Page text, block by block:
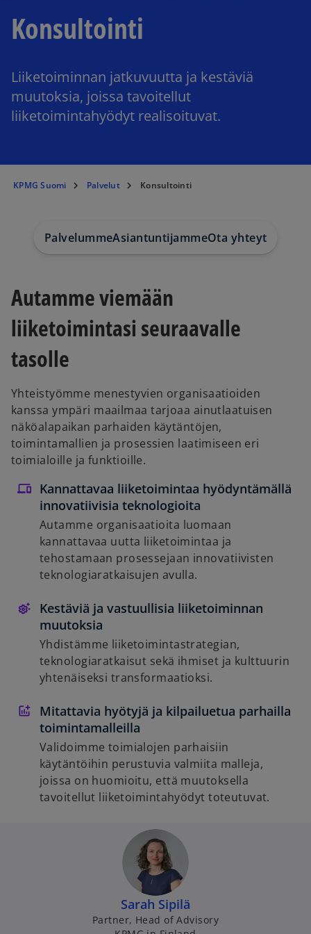
Konsultointi
Liiketoiminnan jatkuvuutta ja kestäviä
muutoksia, joissa tavoitellut
liiketoimintahyödyt realisoituvat.
KPMG Suomi Palvelut Konsultointi
PalvelummeAsiantuntijammeOta yhteyttä
Autamme viemään
liiketoimintasi seuraavalle
tasolle
Yhteistyömme menestyvien organisaatioiden
kanssa ympäri maailmaa tarjoaa ainutlaatuisen
näköalapaikan parhaiden käytäntöjen,
toimintamallien ja prosessien laatimiseen eri
toimialoille ja funktioille.
Kannattavaa liiketoimintaa hyödyntämällä
innovatiivisia teknologioita
Autamme organisaatioita luomaan
kannattavaa uutta liiketoimintaa ja
tehostamaan prosessejaan innovatiivisten
teknologiaratkaisujen avulla.
Kestäviä ja vastuullisia liiketoiminnan
muutoksia
Yhdistämme liiketoimintastrategian,
teknologiaratkaisut sekä ihmiset ja kulttuurin
yhtenäiseksi transformaatioksi.
Mitattavia hyötyjä ja kilpailuetua parhailla
toimintamalleilla
Validoimme toimialojen parhaisiin
käytäntöihin perustuvia valmiita malleja,
joissa on huomioitu, että muutoksella
tavoitellut liiketoimintahyödyt toteutuvat.
Sarah Sipilä
Partner, Head of Advisory